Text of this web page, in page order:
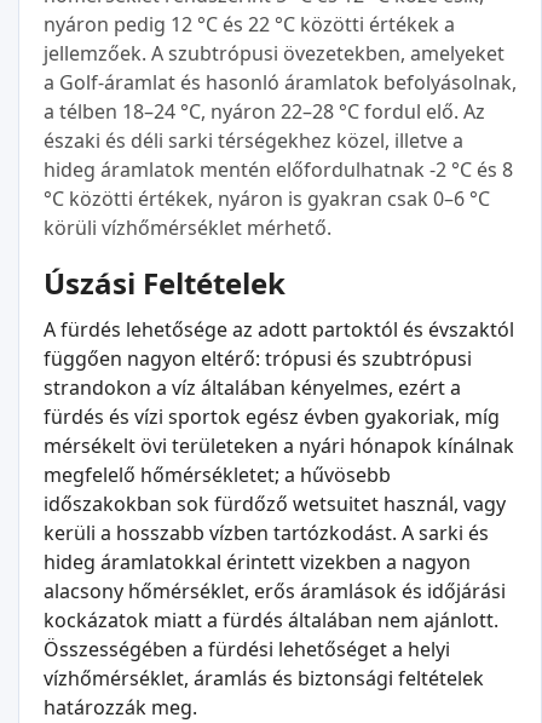
nyáron pedig 12 °C és 22 °C közötti értékek a
jellemzőek. A szubtrópusi övezetekben, amelyeket
a Golf-áramlat és hasonló áramlatok befolyásolnak,
a télben 18–24 °C, nyáron 22–28 °C fordul elő. Az
északi és déli sarki térségekhez közel, illetve a
hideg áramlatok mentén előfordulhatnak -2 °C és 8
°C közötti értékek, nyáron is gyakran csak 0–6 °C
körüli vízhőmérséklet mérhető.
Úszási Feltételek
A fürdés lehetősége az adott partoktól és évszaktól
függően nagyon eltérő: trópusi és szubtrópusi
strandokon a víz általában kényelmes, ezért a
fürdés és vízi sportok egész évben gyakoriak, míg
mérsékelt övi területeken a nyári hónapok kínálnak
megfelelő hőmérsékletet; a hűvösebb
időszakokban sok fürdőző wetsuitet használ, vagy
kerüli a hosszabb vízben tartózkodást. A sarki és
hideg áramlatokkal érintett vizekben a nagyon
alacsony hőmérséklet, erős áramlások és időjárási
kockázatok miatt a fürdés általában nem ajánlott.
Összességében a fürdési lehetőséget a helyi
vízhőmérséklet, áramlás és biztonsági feltételek
határozzák meg.